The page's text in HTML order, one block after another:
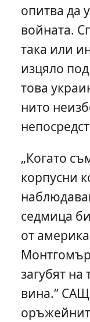
опитва да
войната.
така или
изцяло
това
нито
„Когато
корпусни
седмица
от
загубят на
вина.“